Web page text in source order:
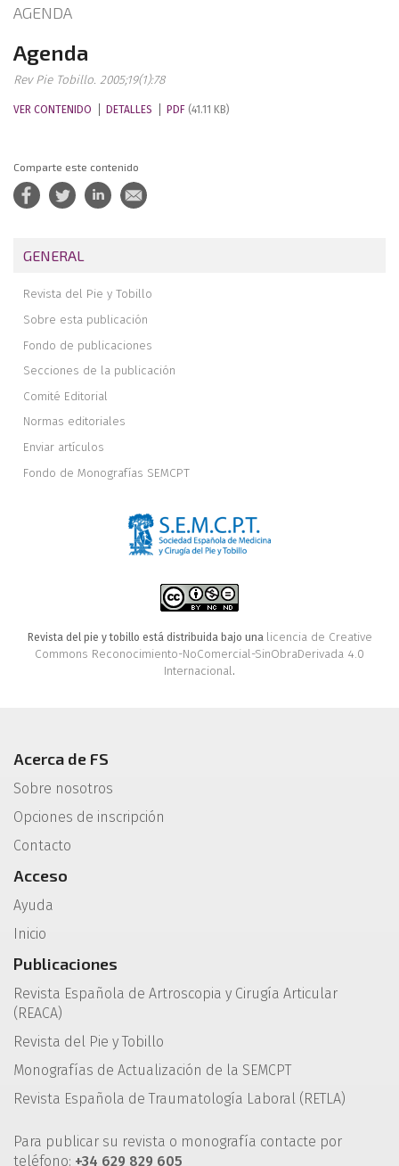
AGENDA
Agenda
Rev Pie Tobillo. 2005;19(1):78
VER CONTENIDO DETALLES PDF (41.11 KB)
Comparte este contenido
GENERAL
Revista del Pie y Tobillo
Sobre esta publicación
Fondo de publicaciones
Secciones de la publicación
Comité Editorial
Normas editoriales
Enviar artículos
Fondo de Monografías SEMCPT
Revista del pie y tobillo está distribuida bajo una licencia de Creative
Commons Reconocimiento-NoComercial-SinObraDerivada 4.0
Internacional.
Acerca de FS
Sobre nosotros
Opciones de inscripción
Contacto
Acceso
Ayuda
Inicio
Publicaciones
Revista Española de Artroscopia y Cirugía Articular
(REACA)
Revista del Pie y Tobillo
Monografías de Actualización de la SEMCPT
Revista Española de Traumatología Laboral (RETLA)
Para publicar su revista o monografía contacte por
teléfono: +34 629 829 605